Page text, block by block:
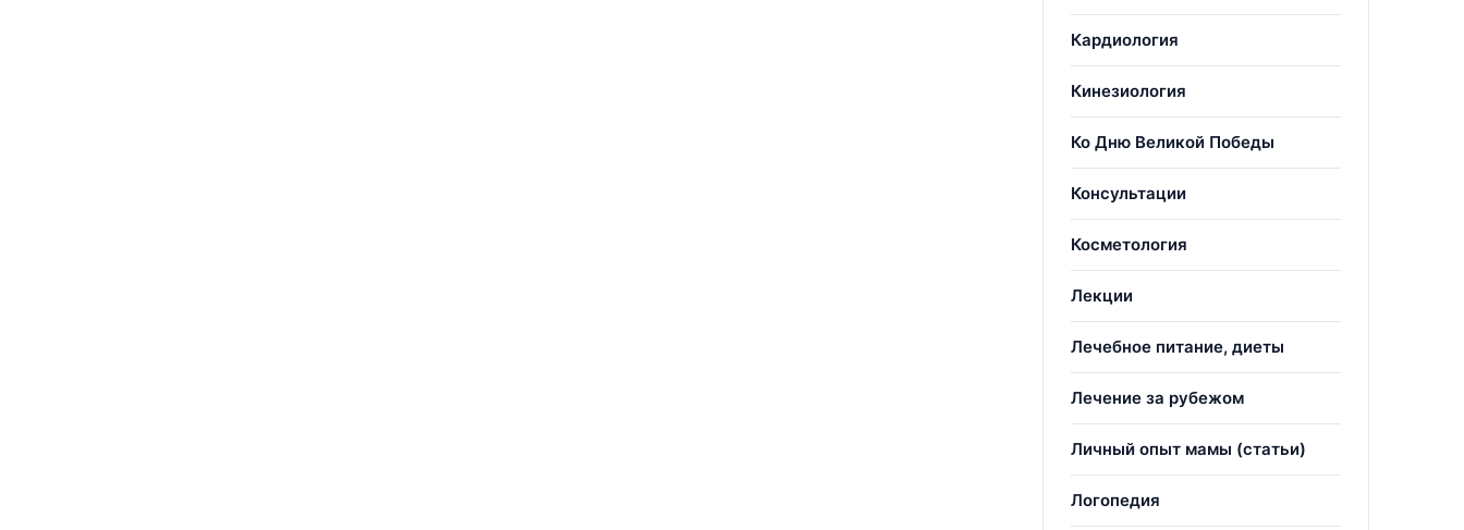
Кардиология
Кинезиология
Ко Дню Великой Победы
Консультации
Косметология
Лекции
Лечебное питание, диеты
Лечение за рубежом
Личный опыт мамы (статьи)
Логопедия